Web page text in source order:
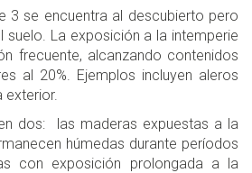
3 se encuentra al descubierto pero
La exposición a la intemperie
frecuente, alcanzando contenidos
al 20%. Ejemplos incluyen aleros
exterior.
dos: las maderas expuestas a la
húmedas durante períodos
con exposición prolongada a la